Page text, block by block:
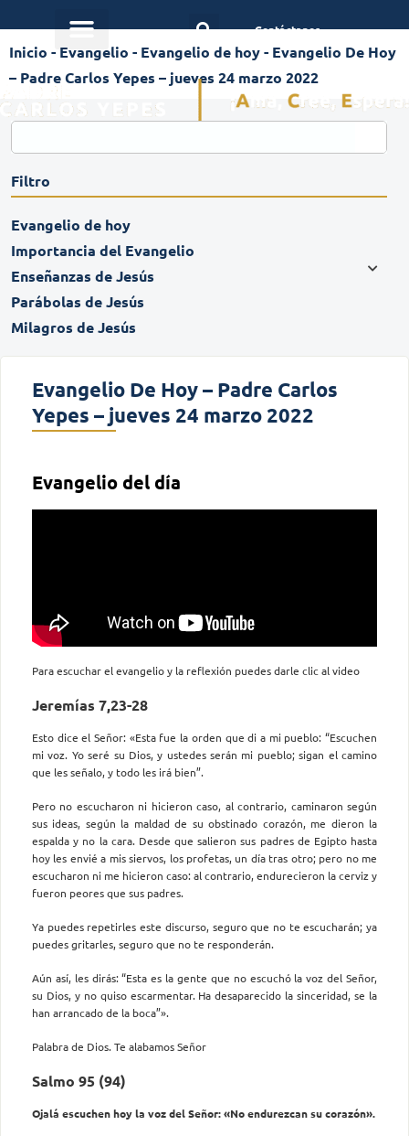
Contáctanos
Inicio - Evangelio - Evangelio de hoy- Evangelio De Hoy
– Padre Carlos Yepes – jueves 24 marzo 2022
Filtro
Evangelio de hoy
Importancia del Evangelio
Enseñanzas de Jesús
Parábolas de Jesús
Milagros de Jesús
Evangelio De Hoy – Padre Carlos
Yepes – jueves 24 marzo 2022
Evangelio del día
Para escuchar el evangelio y la reflexión puedes darle clic al video
Jeremías 7,23-28
Esto dice el Señor: «Esta fue la orden que di a mi pueblo: “Escuchen
mi voz. Yo seré su Dios, y ustedes serán mi pueblo; sigan el camino
que les señalo, y todo les irá bien”.
Pero no escucharon ni hicieron caso, al contrario, caminaron según
sus ideas, según la maldad de su obstinado corazón, me dieron la
espalda y no la cara. Desde que salieron sus padres de Egipto hasta
hoy les envié a mis siervos, los profetas, un día tras otro; pero no me
escucharon ni me hicieron caso: al contrario, endurecieron la cerviz y
fueron peores que sus padres.
Ya puedes repetirles este discurso, seguro que no te escucharán; ya
puedes gritarles, seguro que no te responderán.
Aún así, les dirás: “Esta es la gente que no escuchó la voz del Señor,
su Dios, y no quiso escarmentar. Ha desaparecido la sinceridad, se la
han arrancado de la boca”».
Palabra de Dios. Te alabamos Señor
Salmo 95 (94)
Ojalá escuchen hoy la voz del Señor: «No endurezcan su corazón».